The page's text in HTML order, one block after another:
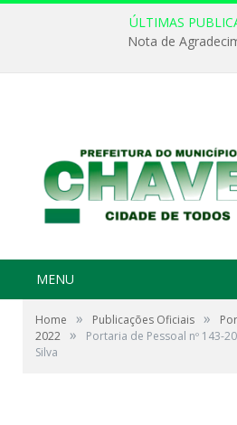
ÚLTIMAS
Nota de
MENU
Home » Publicações Oficiais »
2022 »
Portaria de Pessoal nº 143-
Silva